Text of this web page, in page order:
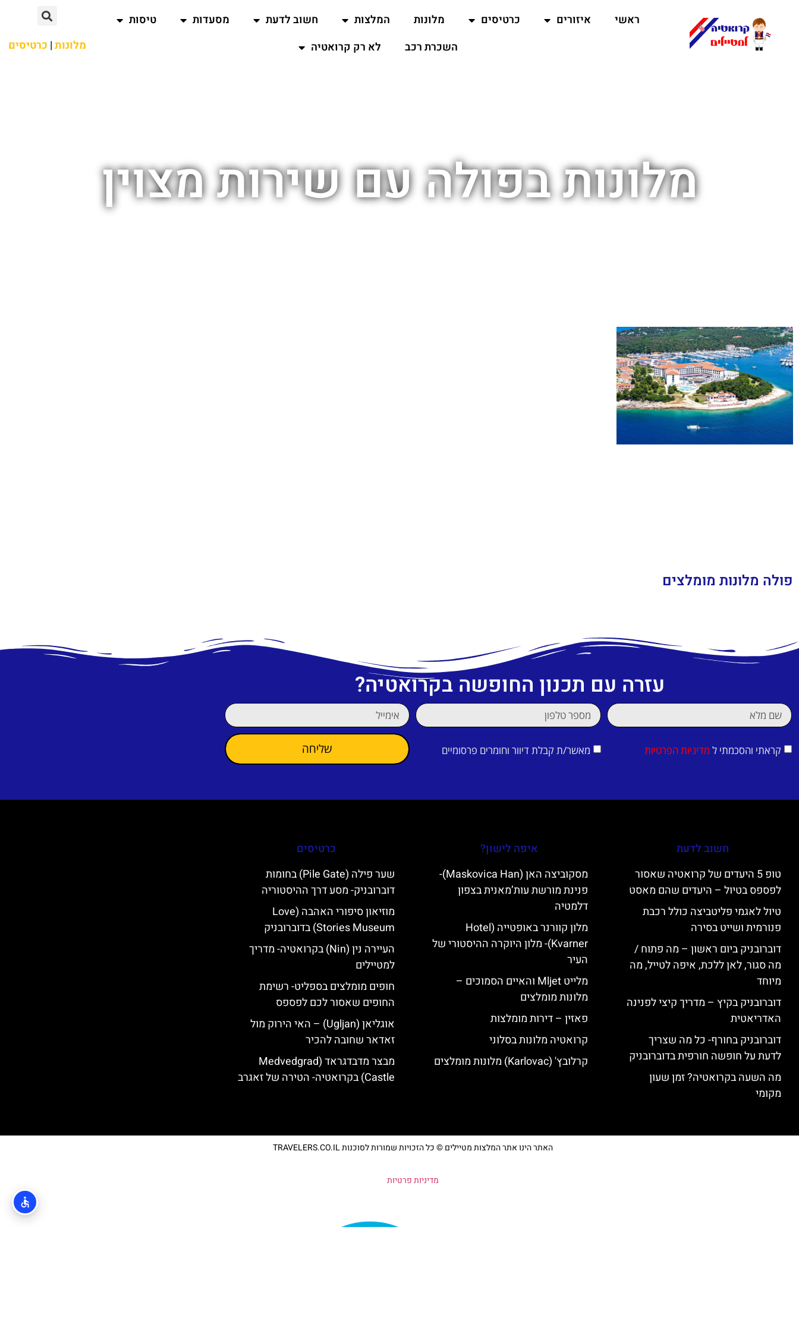
ראשי איזורים כרטיסים מלונות המלצות חשוב לדעת מסעדות
טיסות
השכרת רכב
לא רק קרואטיה מלונות| כרטיסים
מלונות בפולה עם שירות מצוין
פולה מלונות מומלצים
עזרה עם תכנון החופשה בקרואטיה?
קראתי והסכמתי ל מדיניות הפרטיות מאשר/ת קבלת דיוור וחומרים פרסומיים שליחה
חשוב לדעת
טופ 5 היעדים של קרואטיה שאסור
לפספס בטיול – היעדים שהם מאסט
טיול לאגמי פליטביצה כולל רכבת
פנורמית ושייט בסירה
דוברובניק ביום ראשון – מה פתוח /
מה סגור, לאן ללכת, איפה לטייל, מה
מיוחד
דוברובניק בקיץ – מדריך קיצי לפנינה
האדריאטית
דוברובניק בחורף- כל מה שצריך
לדעת על חופשה חורפית בדוברובניק
מה השעה בקרואטיה? זמן שעון
מקומי
איפה לישון?
מסקוביצה האן (Maskovica Han)-
פנינת מורשת עות’מאנית בצפון
דלמטיה
מלון קוורנר באופטייה (Hotel
Kvarner)- מלון היוקרה ההיסטורי של
העיר
מלייט Mljet והאיים הסמוכים –
מלונות מומלצים
פאזין – דירות מומלצות
קרואטיה מלונות בסלוני
קרלובץ' (Karlovac) מלונות מומלצים
כרטיסים
שער פילה (Pile Gate) בחומות
דוברובניק- מסע דרך ההיסטוריה
מוזיאון סיפורי האהבה (Love
Stories Museum) בדוברובניק
העיירה נין (Nin) בקרואטיה- מדריך
למטיילים
חופים מומלצים בספליט- רשימת
החופים שאסור לכם לפספס
אוגליאן (Ugljan) – האי הירוק מול
זאדאר שחובה להכיר
מבצר מדבדגראד (Medvedgrad
Castle) בקרואטיה- הטירה של זאגרב
האתר הינו אתר המלצות מטיילים © כל הזכויות שמורות לסוכנות TRAVELERS.CO.IL
מדיניות פרטיות